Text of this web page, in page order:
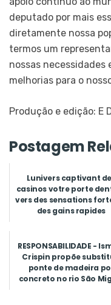
deputado por mais
diretamente nossa
termos um
nossas
melhorias para o
Produção e edição: E
Postagem
Lunivers captivant
casinos votre porte
vers des sensations
des gains rapides
RESPONSABILIDADE -
Crispin propõe
ponte de madeira
concreto no rio São